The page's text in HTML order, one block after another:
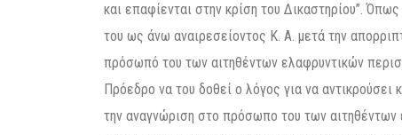
και επαφίενται στην κρίση του Δικαστηρίου”.
του ως άνω αναιρεσείοντος Κ. Α. μετά την
πρόσωπό του των αιτηθέντων ελαφρυντικών
Πρόεδρο να του δοθεί ο λόγος για να αντικρούσει
την αναγνώριση στο πρόσωπο του των